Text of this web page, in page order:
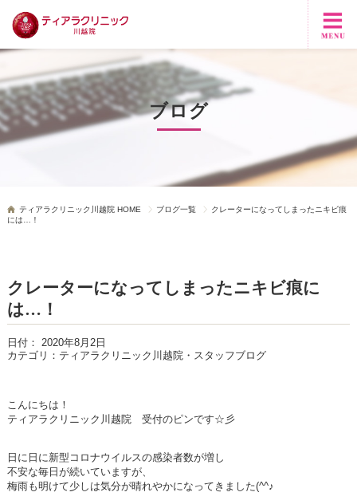
ブログ
ティアラクリニック川越院 HOME ブログ一覧
クレーターになってしまったニキビ痕
には…！
クレーターになってしまったニキビ痕に
は…！
日付： 2020年8月2日
カテゴリ： ティアラクリニック川越院・スタッフブログ
こんにちは！
ティアラクリニック川越院 受付のピンです☆彡
日に日に新型コロナウイルスの感染者数が増し
不安な毎日が続いていますが、
梅雨も明けて少しは気分が晴れやかになってきました(^^♪